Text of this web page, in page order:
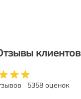
клиентов
5358 оценок